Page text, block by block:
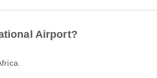
Airport?